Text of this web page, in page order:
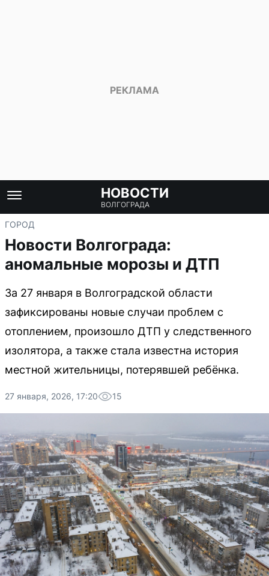
НОВОСТИ
ВОЛГОГРАДА
ГОРОД
Новости Волгограда:
аномальные морозы и ДТП
За 27 января в Волгоградской области
зафиксированы новые случаи проблем с
отоплением, произошло ДТП у следственного
изолятора, а также стала известна история
местной жительницы, потерявшей ребёнка.
27 января, 2026, 17:20 15